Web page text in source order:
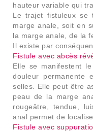
hauteur variable qui
Le trajet fistuleux se
marge anale, soit en
la marge anale, de la
Il existe par
Fistule avec abcès
Elle se manifestent le
douleur permanente
selles. Elle peut être
peau de la marge
rougeâtre, tendue,
anal permet de
Fistule avec